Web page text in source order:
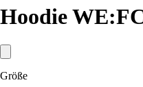
Hoodie
Größe